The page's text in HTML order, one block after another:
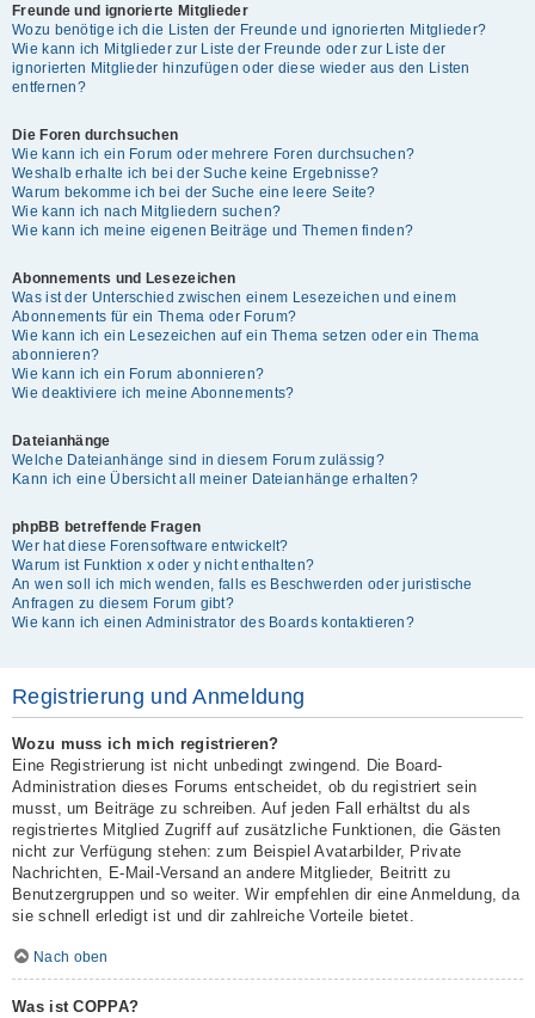
Freunde und ignorierte Mitglieder
Wozu benötige ich die Listen der Freunde und ignorierten Mitglieder?
Wie kann ich Mitglieder zur Liste der Freunde oder zur Liste der
ignorierten Mitglieder hinzufügen oder diese wieder aus den Listen
entfernen?
Die Foren durchsuchen
Wie kann ich ein Forum oder mehrere Foren durchsuchen?
Weshalb erhalte ich bei der Suche keine Ergebnisse?
Warum bekomme ich bei der Suche eine leere Seite?
Wie kann ich nach Mitgliedern suchen?
Wie kann ich meine eigenen Beiträge und Themen finden?
Abonnements und Lesezeichen
Was ist der Unterschied zwischen einem Lesezeichen und einem
Abonnements für ein Thema oder Forum?
Wie kann ich ein Lesezeichen auf ein Thema setzen oder ein Thema
abonnieren?
Wie kann ich ein Forum abonnieren?
Wie deaktiviere ich meine Abonnements?
Dateianhänge
Welche Dateianhänge sind in diesem Forum zulässig?
Kann ich eine Übersicht all meiner Dateianhänge erhalten?
phpBB betreffende Fragen
Wer hat diese Forensoftware entwickelt?
Warum ist Funktion x oder y nicht enthalten?
An wen soll ich mich wenden, falls es Beschwerden oder juristische
Anfragen zu diesem Forum gibt?
Wie kann ich einen Administrator des Boards kontaktieren?
Registrierung und Anmeldung
Wozu muss ich mich registrieren?
Eine Registrierung ist nicht unbedingt zwingend. Die Board-
Administration dieses Forums entscheidet, ob du registriert sein
musst, um Beiträge zu schreiben. Auf jeden Fall erhältst du als
registriertes Mitglied Zugriff auf zusätzliche Funktionen, die Gästen
nicht zur Verfügung stehen: zum Beispiel Avatarbilder, Private
Nachrichten, E-Mail-Versand an andere Mitglieder, Beitritt zu
Benutzergruppen und so weiter. Wir empfehlen dir eine Anmeldung, da
sie schnell erledigt ist und dir zahlreiche Vorteile bietet.
Nach oben
Was ist COPPA?